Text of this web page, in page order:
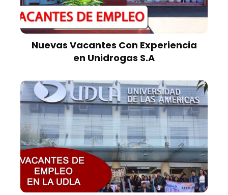
Nuevas Vacantes Con Experiencia
en Unidrogas S.A